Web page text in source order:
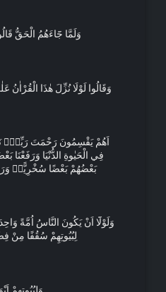
وَلَمَّا جَٓاءَهُمُ الْحَقُّ
وَقَالُوا لَوْلَا نُزِّلَ هٰذَا
اَهُمْ يَقْسِمُونَ رَحْمَتَ رَبِّكَۜ
فِي الْحَيٰوةِ الدُّنْيَا
بَعْضُهُمْ بَعْضًا سُخْرِيًّاۜ
وَلَوْلَٓا اَنْ يَكُونَ النَّاسُ اُمَّةً
لِبُيُوتِهِمْ سُقُفًا مِنْ
وَلِبُيُوتِهِمْ